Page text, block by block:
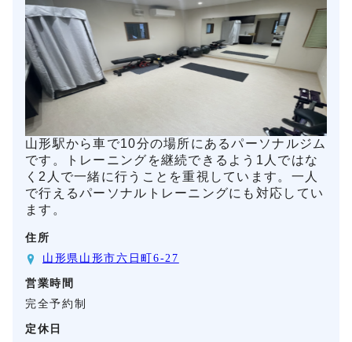
山形駅から車で10分の場所にあるパーソナルジム
です。トレーニングを継続できるよう1人ではな
く2人で一緒に行うことを重視しています。一人
で行えるパーソナルトレーニングにも対応してい
ます。
住所
山形県山形市六日町6-27
営業時間
完全予約制
定休日